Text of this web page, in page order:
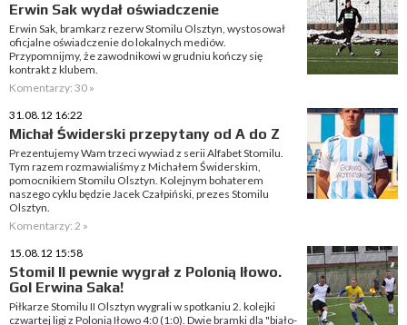
Erwin Sak wydał oświadczenie
Erwin Sak, bramkarz rezerw Stomilu Olsztyn, wystosował
oficjalne oświadczenie do lokalnych mediów.
Przypomnijmy, że zawodnikowi w grudniu kończy się
kontrakt z klubem.
Komentarzy: 30 »
31.08.12 16:22
Michał Świderski przepytany od A do Z
Prezentujemy Wam trzeci wywiad z serii Alfabet Stomilu.
Tym razem rozmawialiśmy z Michałem Świderskim,
pomocnikiem Stomilu Olsztyn. Kolejnym bohaterem
naszego cyklu będzie Jacek Czałpiński, prezes Stomilu
Olsztyn.
Komentarzy: 2 »
15.08.12 15:58
Stomil II pewnie wygrał z Polonią Iłowo.
Gol Erwina Saka!
Piłkarze Stomilu II Olsztyn wygrali w spotkaniu 2. kolejki
czwartej ligi z Polonią Iłowo 4:0 (1:0). Dwie bramki dla "biało-